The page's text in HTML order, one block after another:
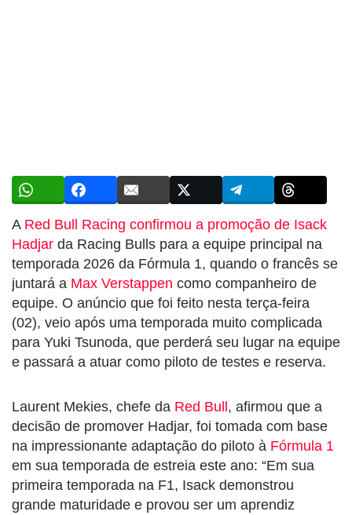
A Red Bull Racing confirmou a promoção de Isack
Hadjar da Racing Bulls para a equipe principal na
temporada 2026 da Fórmula 1, quando o francês se
juntará a Max Verstappen como companheiro de
equipe. O anúncio que foi feito nesta terça-feira
(02), veio após uma temporada muito complicada
para Yuki Tsunoda, que perderá seu lugar na equipe
e passará a atuar como piloto de testes e reserva.
Laurent Mekies, chefe da Red Bull, afirmou que a
decisão de promover Hadjar, foi tomada com base
na impressionante adaptação do piloto à Fórmula 1
em sua temporada de estreia este ano: “Em sua
primeira temporada na F1, Isack demonstrou
grande maturidade e provou ser um aprendiz